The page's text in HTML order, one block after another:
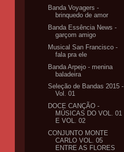
Banda Voyagers -
brinquedo de amor
Banda Essência News -
garçom amigo
Musical San Francisco -
fala pra ele
Banda Arpejo - menina
baladeira
Seleção de Bandas 2015 -
Vol. 01
DOCE CANÇÃO -
MÚSICAS DO VOL. 01
E VOL. 02
CONJUNTO MONTE
CARLO VOL. 05
ENTRE AS FLORES